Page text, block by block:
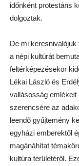
időnként protestáns
dolgoztak.
De mi
a népi kultúrát
feltérképezésekor
Lékai László és
vallásosság
szerencsére az
leendő gyűjtemény
egyházi emberektől
magánáhítat
kultúra területéről.